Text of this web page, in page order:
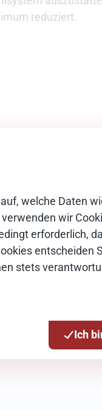
welche Daten
wir
erforderlich,
entscheiden
stets
Ich
reduziert.